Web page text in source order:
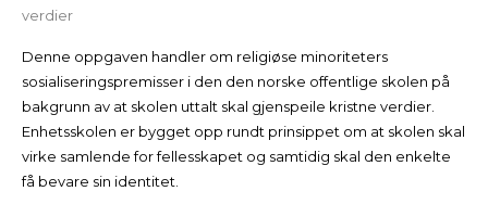
verdier
Denne oppgaven handler om religiøse minoriteters
sosialiseringspremisser i den den norske offentlige skolen på
bakgrunn av at skolen uttalt skal gjenspeile kristne verdier.
Enhetsskolen er bygget opp rundt prinsippet om at skolen skal
virke samlende for fellesskapet og samtidig skal den enkelte
få bevare sin identitet.